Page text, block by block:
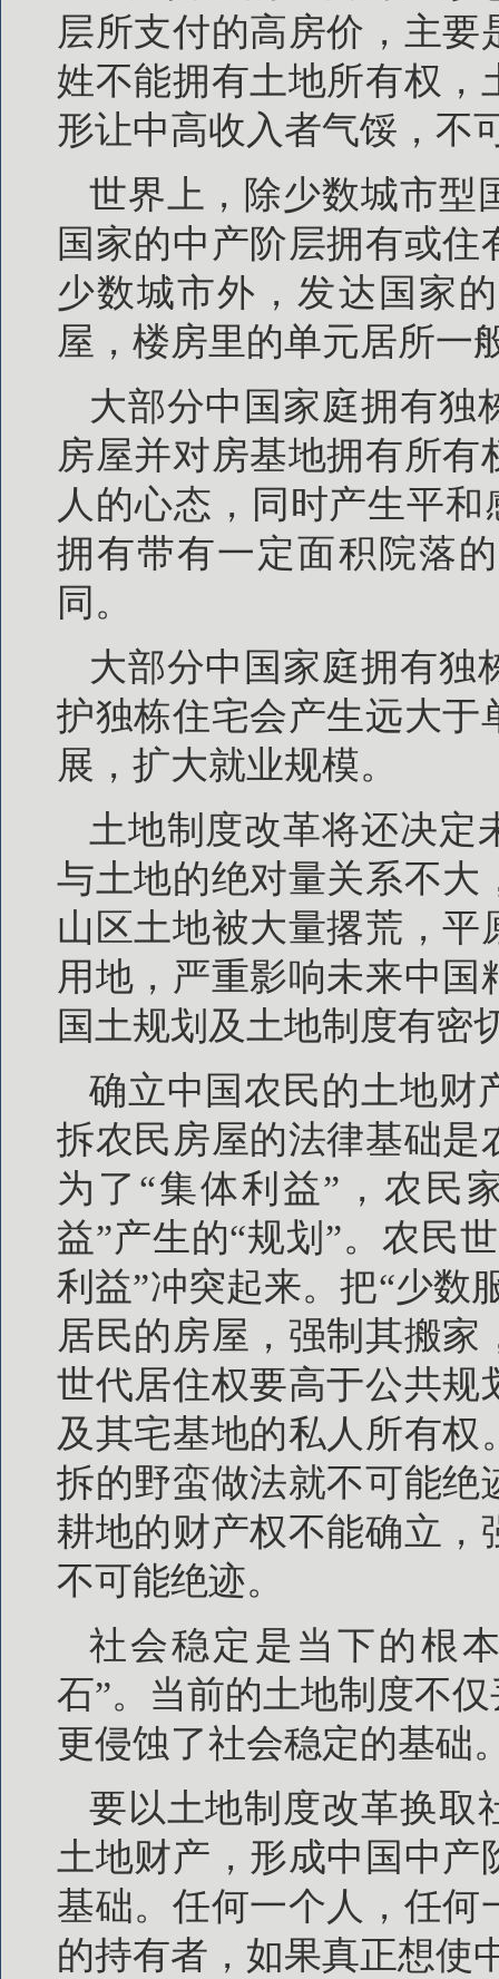
层所支付的高房价，主
姓不能拥有土地所有权，
形让中高收入者气馁，不
世界上，除少数城市型
国家的中产阶层拥有或
少数城市外，发达国家
屋，楼房里的单元居所一
大部分中国家庭拥有独
房屋并对房基地拥有所
人的心态，同时产生平
拥有带有一定面积院落
同。
大部分中国家庭拥有独
护独栋住宅会产生远大于
展，扩大就业规模。
土地制度改革将还决定
与土地的绝对量关系不大
山区土地被大量撂荒，
用地，严重影响未来中
国土规划及土地制度有密
确立中国农民的土地财
拆农民房屋的法律基础是
为了“集体利益”，农民
益”产生的“规划”。农民
利益”冲突起来。把“少数
居民的房屋，强制其搬
世代居住权要高于公共规
及其宅基地的私人所有
拆的野蛮做法就不可能绝
耕地的财产权不能确立，
不可能绝迹。
社会稳定是当下的根
石”。当前的土地制度不
更侵蚀了社会稳定的基础
要以土地制度改革换取
土地财产，形成中国中
基础。任何一个人，任
的持有者，如果真正想使